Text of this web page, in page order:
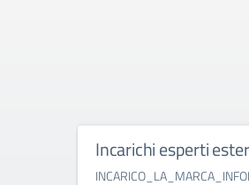
Incarichi esperti